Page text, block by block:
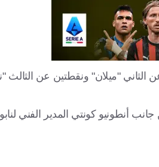
برصيد 35 نقطة، بفارق نقطة عن الثاني "ميلان"
أنطونيو كونتي المدير الفني